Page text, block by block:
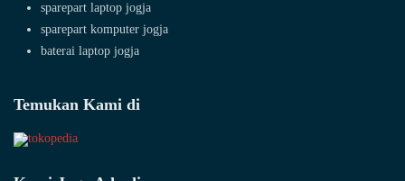
sparepart laptop jogja
sparepart komputer jogja
baterai laptop jogja
Temukan Kami di